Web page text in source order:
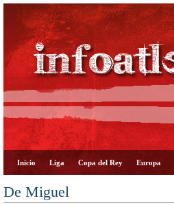
Inicio Liga Copa del Rey Europa
De Miguel